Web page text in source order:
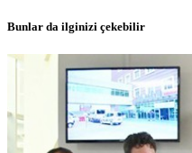
Bunlar da ilginizi çekebilir